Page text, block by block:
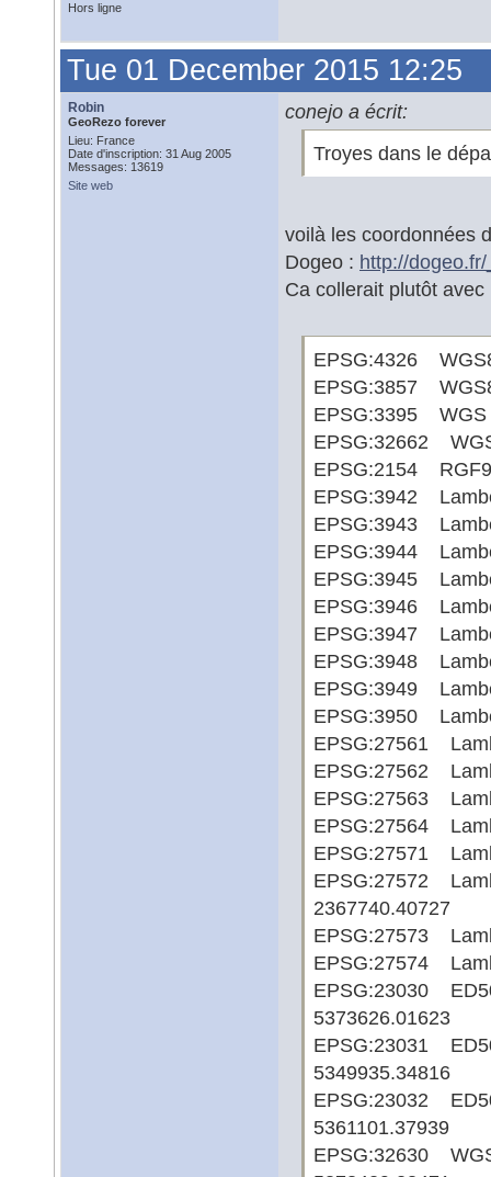
Hors ligne
Tue 01 December 2015 12:25
Robin
GeoRezo forever
Lieu: France
Date d'inscription: 31 Aug 2005
Messages: 13619
Site web
conejo a écrit:
Troyes dans le
voilà les coordonnées
Dogeo : http://
Ca collerait plutôt
EPSG:4326
EPSG:3857
EPSG:3395
EPSG:32662
EPSG:2154
EPSG:3942
EPSG:3943
EPSG:3944
EPSG:3945
EPSG:3946
EPSG:3947
EPSG:3948
EPSG:3949
EPSG:3950
EPSG:27561
EPSG:27562
EPSG:27563
EPSG:27564
EPSG:27571
EPSG:27572
2367740.40727
EPSG:27573
EPSG:27574
EPSG:23030
5373626.01623
EPSG:23031
5349935.34816
EPSG:23032
5361101.37939
EPSG:32630